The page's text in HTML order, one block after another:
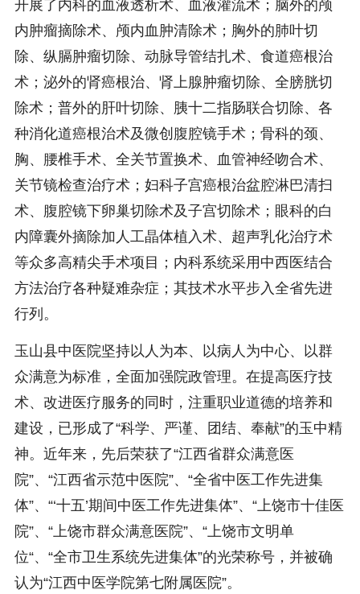
开展了内科的血液透析术、血液灌流术；脑外的颅
内肿瘤摘除术、颅内血肿清除术；胸外的肺叶切
除、纵膈肿瘤切除、动脉导管结扎术、食道癌根治
术；泌外的肾癌根治、肾上腺肿瘤切除、全膀胱切
除术；普外的肝叶切除、胰十二指肠联合切除、各
种消化道癌根治术及微创腹腔镜手术；骨科的颈、
胸、腰椎手术、全关节置换术、血管神经吻合术、
关节镜检查治疗术；妇科子宫癌根治盆腔淋巴清扫
术、腹腔镜下卵巢切除术及子宫切除术；眼科的白
内障囊外摘除加人工晶体植入术、超声乳化治疗术
等众多高精尖手术项目；内科系统采用中西医结合
方法治疗各种疑难杂症；其技术水平步入全省先进
行列。
玉山县中医院坚持以人为本、以病人为中心、以群
众满意为标准，全面加强院政管理。在提高医疗技
术、改进医疗服务的同时，注重职业道德的培养和
建设，已形成了“科学、严谨、团结、奉献”的玉中精
神。近年来，先后荣获了“江西省群众满意医
院”、“江西省示范中医院”、“全省中医工作先进集
体”、“‘十五’期间中医工作先进集体”、“上饶市十佳医
院”、“上饶市群众满意医院”、“上饶市文明单
位“、“全市卫生系统先进集体”的光荣称号，并被确
认为“江西中医学院第七附属医院”。